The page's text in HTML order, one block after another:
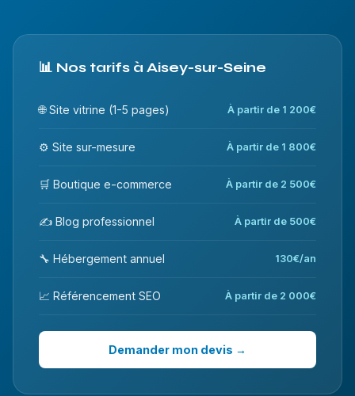
📊 Nos tarifs à Aisey-sur-Seine
🌐 Site vitrine (1-5 pages) À partir de 1 200€
⚙️ Site sur-mesure À partir de 1 800€
🛒 Boutique e-commerce À partir de 2 500€
✍️ Blog professionnel À partir de 500€
🔧 Hébergement annuel 130€/an
📈 Référencement SEO À partir de 2 000€
Demander mon devis →